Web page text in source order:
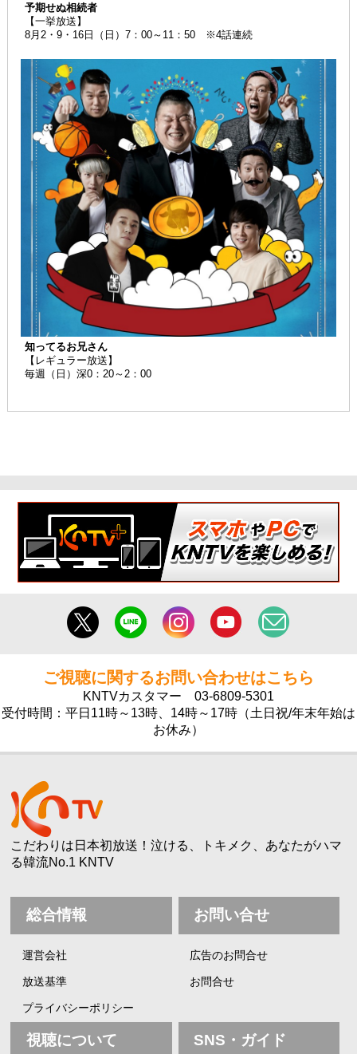
予期せぬ相続者
【一挙放送】
8月2・9・16日（日）7：00～11：50 ※4話連続
知ってるお兄さん
【レギュラー放送】
毎週（日）深0：20～2：00
ご視聴に関するお問い合わせはこちら
KNTVカスタマー 03-6809-5301
受付時間：平日11時～13時、14時～17時（土日祝/年末年始は
お休み）
こだわりは日本初放送！泣ける、トキメク、あなたがハマ
る韓流No.1 KNTV
総合情報
運営会社
放送基準
プライバシーポリシー
お問い合せ
広告のお問合せ
お問合せ
視聴について SNS・ガイド